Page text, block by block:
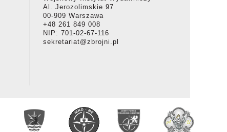
Al. Jerozolimskie 97
00-909 Warszawa
+48 261 849 008
NIP: 701-02-67-116
sekretariat@zbrojni.pl